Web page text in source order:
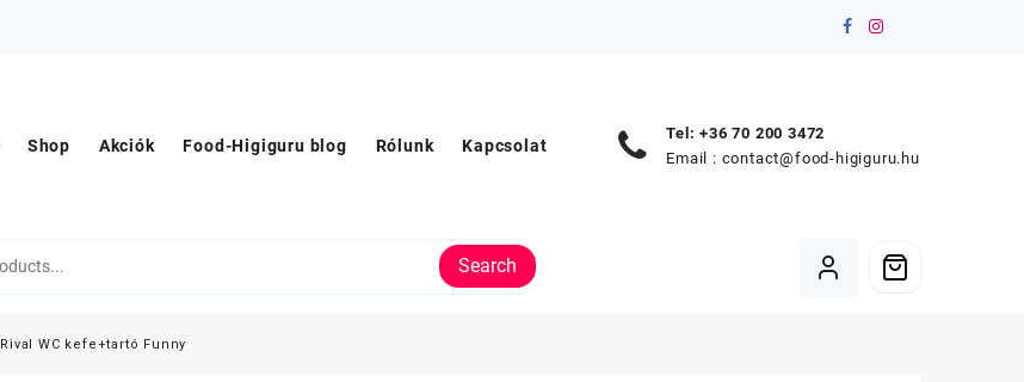
Shop Akciók Food-Higiguru blog Rólunk Kapcsolat
Tel: +36 70 200 3472
Email : contact@food-higiguru.hu
Search
Rival WC kefe+tartó Funny